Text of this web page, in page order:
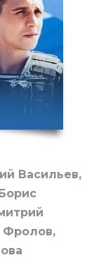
Васильев,